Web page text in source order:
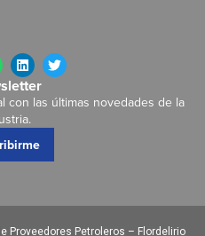
con las últimas novedades de la
Proveedores Petroleros – Flordelirio